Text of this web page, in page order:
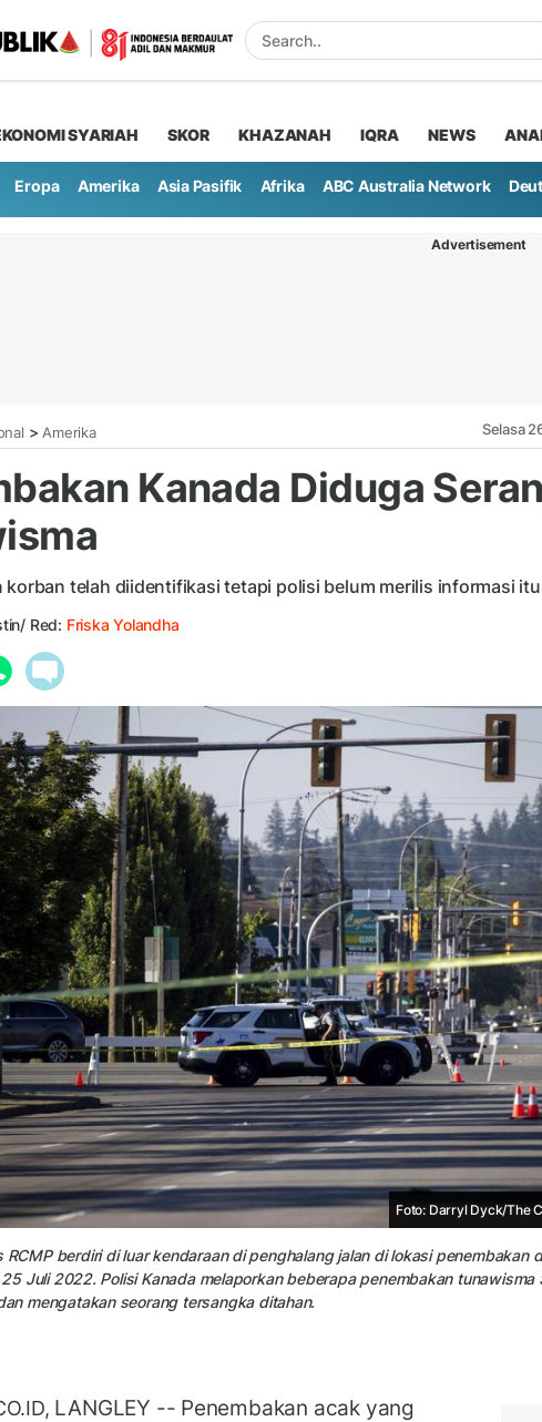
SYARIAH SKOR KHAZANAH IQRA NEWS
Eropa Amerika Asia Pasifik Afrika ABC Australia Network
Advertisement
> Amerika Selasa
Kanada Diduga
korban telah diidentifikasi tetapi polisi belum merilis informasi
Red: Friska Yolandha
Foto: Darryl Dyck/The
RCMP berdiri di luar kendaraan di penghalang jalan di lokasi penembakan
25 Juli 2022. Polisi Kanada melaporkan beberapa penembakan tunawisma
mengatakan seorang tersangka ditahan.
LANGLEY -- Penembakan acak yang